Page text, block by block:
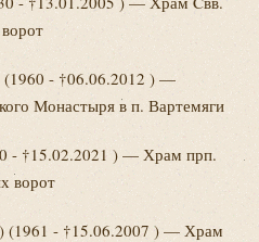
(1960 - †06.06.2012 ) —
Монастыря в п. Вартемяги
- †15.02.2021 ) — Храм прп.
ворот
(1961 - †15.06.2007 ) — Храм